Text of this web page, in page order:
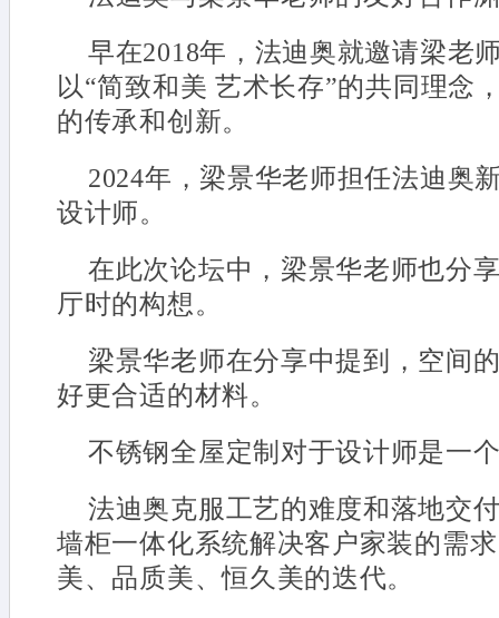
早在2018年，法迪奥就邀请梁老
以“简致和美 艺术长存”的共同理念
的传承和创新。
2024年，梁景华老师担任法迪奥
设计师。
在此次论坛中，梁景华老师也分
厅时的构想。
梁景华老师在分享中提到，空间
好更合适的材料。
不锈钢全屋定制对于设计师是一
法迪奥克服工艺的难度和落地交
墙柜一体化系统解决客户家装的需
美、品质美、恒久美的迭代。